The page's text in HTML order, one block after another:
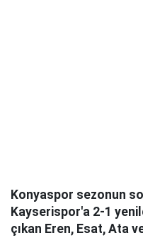
Konyaspor sezonun
Kayserispor'a 2-1
çıkan Eren, Esat, Ata